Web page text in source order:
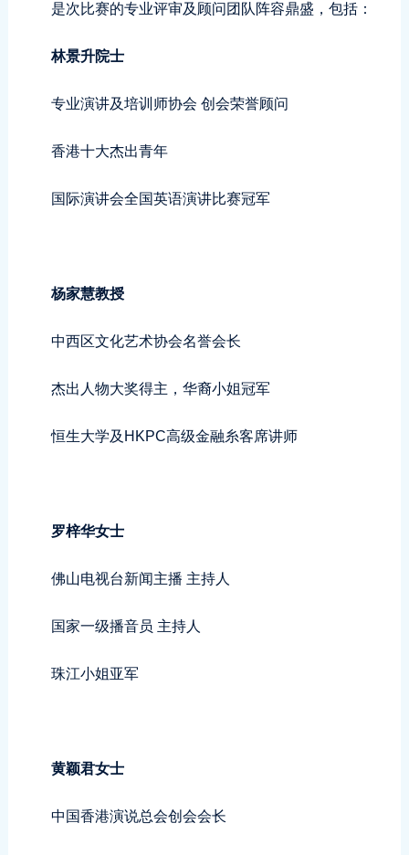
是次比赛的专业评审及顾问团队阵容鼎盛，包括：
林景升院士
专业演讲及培训师协会 创会荣誉顾问
香港十大杰出青年
国际演讲会全国英语演讲比赛冠军
杨家慧教授
中西区文化艺术协会名誉会长
杰出人物大奖得主，华裔小姐冠军
恒生大学及HKPC高级金融糸客席讲师
罗梓华女士
佛山电视台新闻主播 主持人
国家一级播音员 主持人
珠江小姐亚军
黄颖君女士
中国香港演说总会创会会长